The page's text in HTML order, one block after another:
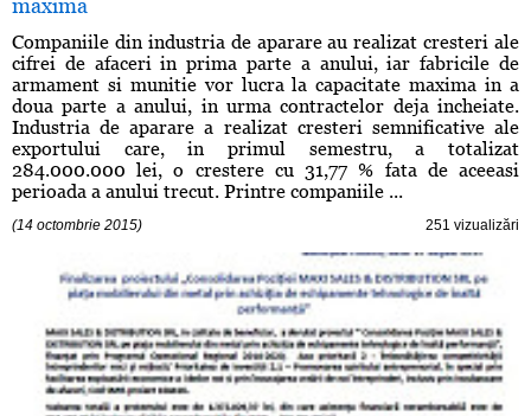
maxima
Companiile din industria de aparare au realizat cresteri ale
cifrei de afaceri in prima parte a anului, iar fabricile de
armament si munitie vor lucra la capacitate maxima in a
doua parte a anului, in urma contractelor deja incheiate.
Industria de aparare a realizat cresteri semnificative ale
exportului care, in primul semestru, a totalizat
284.000.000 lei, o crestere cu 31,77 % fata de aceeasi
perioada a anului trecut. Printre companiile ...
(14 octombrie 2015) 251 vizualizări